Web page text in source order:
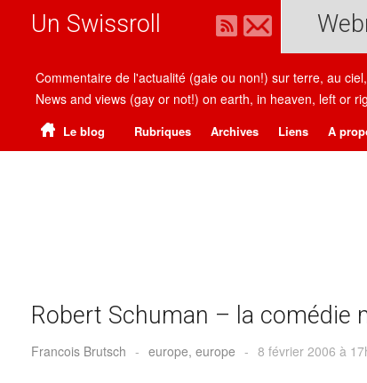
Un Swissroll
Commentaire de l'actualité (gaie ou non!) sur terre, au
News and views (gay or not!) on earth, in heaven, left or
Le blog Rubriques Archives Liens A
Robert Schuman – la comédie
Francois Brutsch - europe, europe - 8 février 2006 à